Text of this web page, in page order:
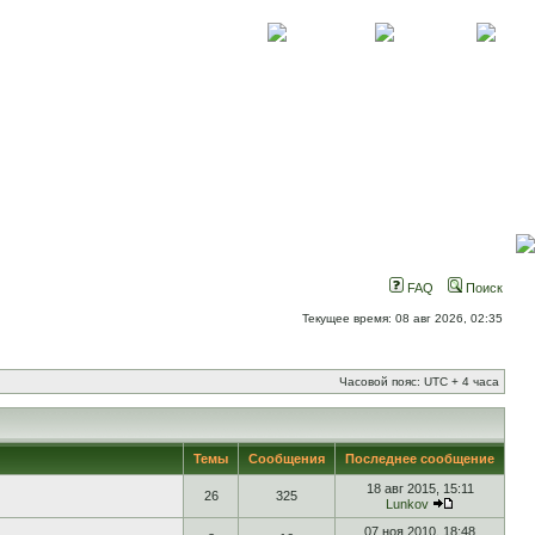
FAQ Поиск
Текущее время: 08 авг 2026, 02:35
Часовой пояс: UTC + 4 часа
Темы Сообщения Последнее сообщение
26 325
18 авг 2015, 15:11
Lunkov
07 ноя 2010, 18:48